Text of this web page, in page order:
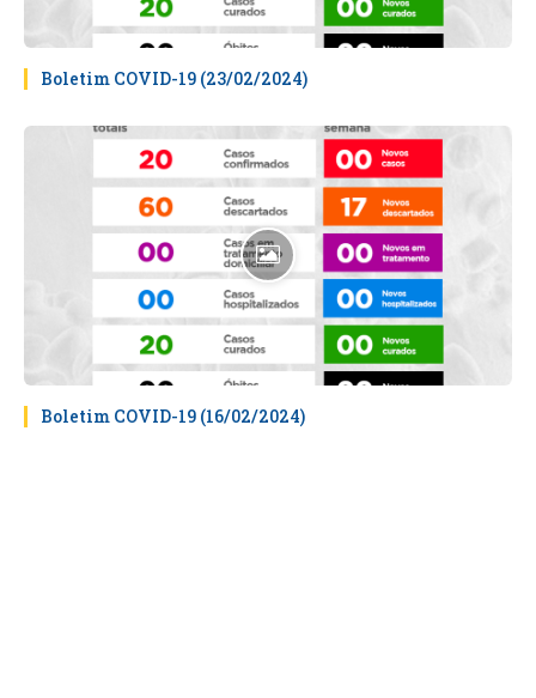
Boletim COVID-19 (23/02/2024)
Boletim COVID-19 (16/02/2024)